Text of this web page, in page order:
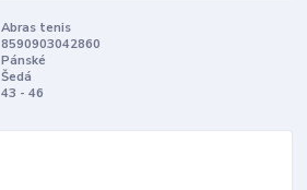
Abras tenis
8590903042860
Pánské
Šedá
43 - 46